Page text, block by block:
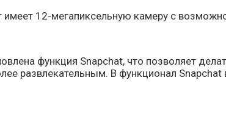
имеет 12-мегапиксельную камеру с
функция Snapchat, что позволяет
развлекательным. В функционал